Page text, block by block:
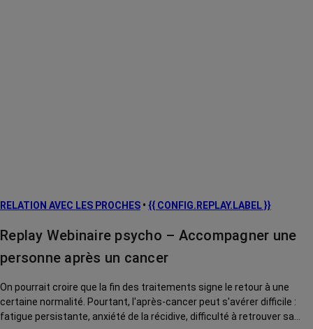
RELATION AVEC LES PROCHES • {{ CONFIG.REPLAY.LABEL }}
Replay Webinaire psycho – Accompagner une
personne après un cancer
On pourrait croire que la fin des traitements signe le retour à une
certaine normalité. Pourtant, l'après-cancer peut s'avérer difficile :
fatigue persistante, anxiété de la récidive, difficulté à retrouver sa